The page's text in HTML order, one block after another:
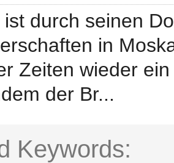
durch seinen
in
Zeiten wieder
der Br...
Keywords: